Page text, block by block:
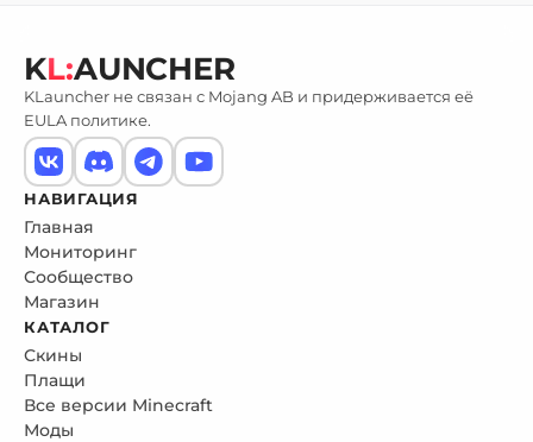
KL:AUNCHER
KLauncher не связан с Mojang AB и придерживается её
EULA политике.
НАВИГАЦИЯ
Главная
Мониторинг
Сообщество
Магазин
КАТАЛОГ
Скины
Плащи
Все версии Minecraft
Моды